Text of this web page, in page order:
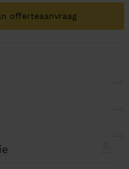
offerteaanvraag